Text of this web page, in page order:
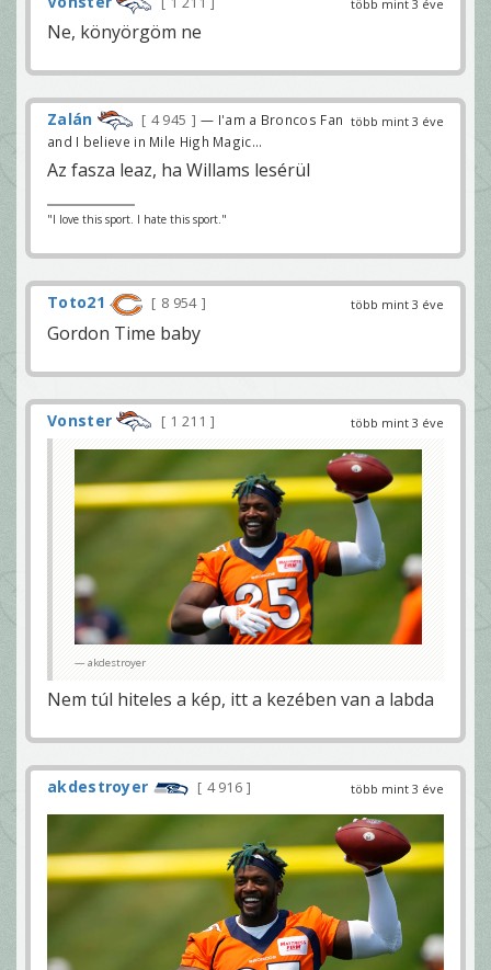
több mint 3 éve
Ne, könyörgöm ne
több mint 3 éve
Zalán 4 945
— I'am a Broncos Fan
and I believe in Mile High Magic...
Az fasza leaz, ha Willams lesérül
"I love this sport. I hate this sport."
több mint 3 éve
Toto21 8 954
Gordon Time baby
több mint 3 éve
Vonster 1 211
akdestroyer
Nem túl hiteles a kép, itt a kezében van a labda
több mint 3 éve
akdestroyer 4 916